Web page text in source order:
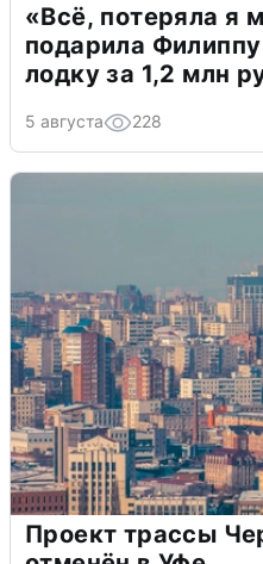
«Всё, потеряла я
подарила
лодку за 1,2 млн
5 августа 228
Проект трассы